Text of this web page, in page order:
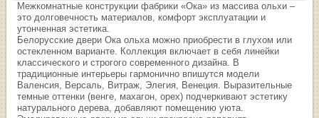
Межкомнатные конструкции фабрики «Ока» из массива ольхи –
это долговечность материалов, комфорт эксплуатации и
утонченная эстетика.
Белорусские двери Ока ольха можно приобрести в глухом или
остекленном варианте. Коллекция включает в себя линейки
классического и строгого современного дизайна. В
традиционные интерьеры гармонично впишутся модели
Валенсия, Версаль, Витраж, Элегия, Венеция. Выразительные
темные оттенки (венге, махагон, орех) подчеркивают эстетику
натурального дерева, добавляют помещению уюта.